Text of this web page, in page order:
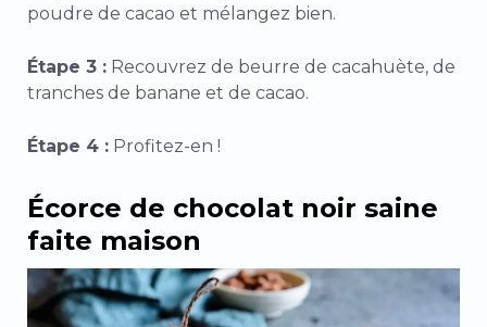
poudre de cacao et mélangez bien.
Étape 3 : Recouvrez de beurre de cacahuète, de
tranches de banane et de cacao.
Étape 4 : Profitez-en !
Écorce de chocolat noir saine
faite maison